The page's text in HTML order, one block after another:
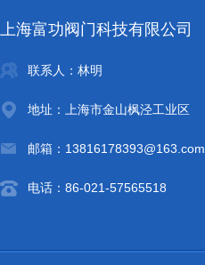
上海富功阀门科技有限公司
联系人：林明
地址：上海市金山枫泾工业区
邮箱：13816178393@163.com
电话：86-021-57565518